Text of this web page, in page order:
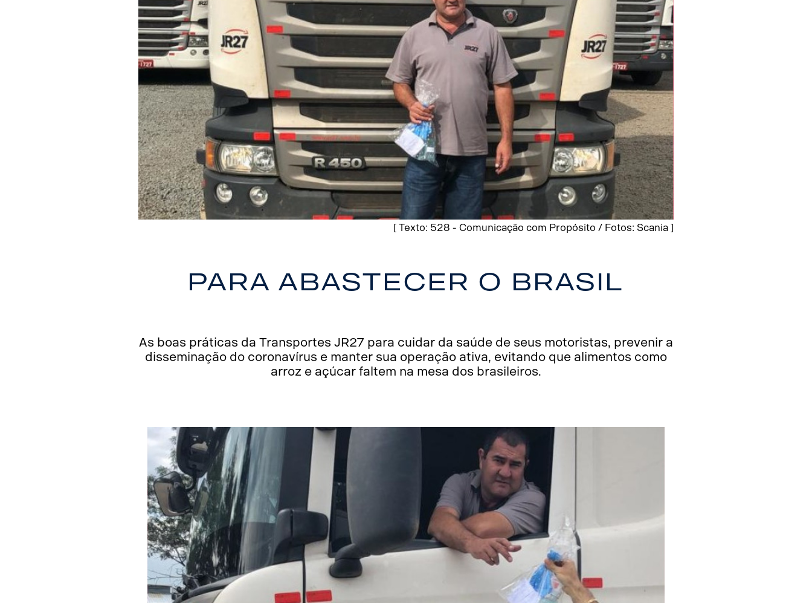
[ Texto: 528 - Comunicação com Propósito / Fotos: Scania ]
Para abastecer o Brasil
As boas práticas da Transportes JR27 para cuidar da saúde de seus motoristas, prevenir a
disseminação do coronavírus e manter sua operação ativa, evitando que alimentos como
arroz e açúcar faltem na mesa dos brasileiros.